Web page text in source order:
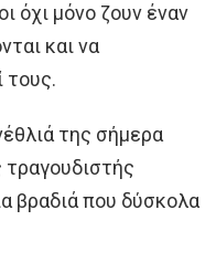
όχι μόνο ζουν έναν
και να
τους.
της σήμερα
βραδιά που δύσκολα